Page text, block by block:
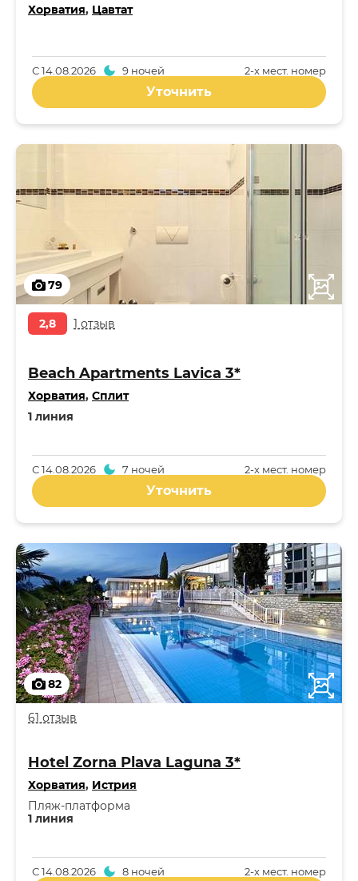
Хорватия, Цавтат
2-x мест. номер
С14.08.2026 9 ночей
Уточнить
79
2,8 1 отзыв
Beach Apartments Lavica 3*
Хорватия, Сплит
1 линия
2-x мест. номер
С14.08.2026 7 ночей
Уточнить
82
61 отзыв
Hotel Zorna Plava Laguna 3*
Хорватия, Истрия
1 линия
Пляж-платформа
2-x мест. номер
С14.08.2026 8 ночей